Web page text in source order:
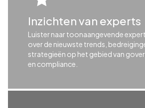
Inzichten van experts
Luister naar toonaangevende
over de nieuwste trends,
strategieën op het gebied van
en compliance.